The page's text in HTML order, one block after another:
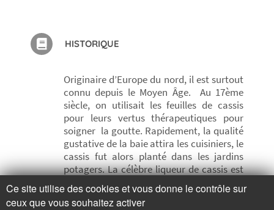
HISTORIQUE
Originaire d’Europe du nord, il est surtout
connu depuis le Moyen Âge. Au 17ème
siècle, on utilisait les feuilles de cassis
pour leurs vertus thérapeutiques pour
soigner la goutte. Rapidement, la qualité
gustative de la baie attira les cuisiniers, le
cassis fut alors planté dans les jardins
potagers. La célèbre liqueur de cassis est
inventée à Dijon en 1841.
Ce site utilise des cookies et vous donne le contrôle sur
ceux que vous souhaitez activer